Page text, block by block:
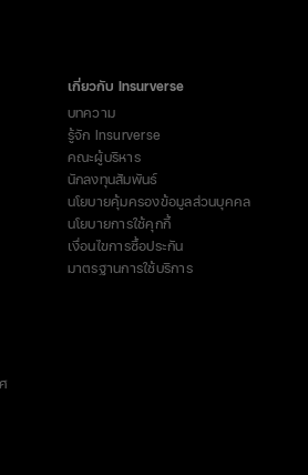
เกี่ยวกับ Insurverse
บทความ
รู้จัก Insurverse
คณะผู้บริหาร
นักลงทุนสัมพันธ์
นโยบายคุ้มครองข้อมูลส่วนบุคคล
นโยบายการใช้คุกกี้
เงื่อนไขการซื้อประกัน
มาตรฐานการใช้บริการ